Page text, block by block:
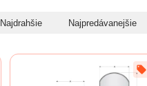
Najdrahšie Najpredávanejšie